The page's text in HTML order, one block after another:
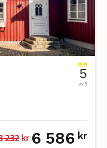
5
av 5
232 kr 6 586 kr